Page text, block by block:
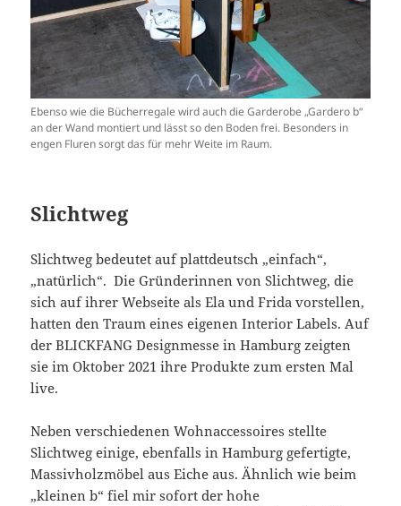
Ebenso wie die Bücherregale wird auch die Garderobe „Gardero b“
an der Wand montiert und lässt so den Boden frei. Besonders in
engen Fluren sorgt das für mehr Weite im Raum.
Slichtweg
Slichtweg bedeutet auf plattdeutsch „einfach“,
„natürlich“. Die Gründerinnen von Slichtweg, die
sich auf ihrer Webseite als Ela und Frida vorstellen,
hatten den Traum eines eigenen Interior Labels. Auf
der BLICKFANG Designmesse in Hamburg zeigten
sie im Oktober 2021 ihre Produkte zum ersten Mal
live.
Neben verschiedenen Wohnaccessoires stellte
Slichtweg einige, ebenfalls in Hamburg gefertigte,
Massivholzmöbel aus Eiche aus. Ähnlich wie beim
„kleinen b“ fiel mir sofort der hohe